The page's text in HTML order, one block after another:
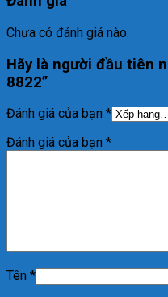
Chưa có đánh giá nào.
Hãy là người đầu tiên
8822”
Đánh giá của bạn *
Đánh giá của bạn *
Tên *